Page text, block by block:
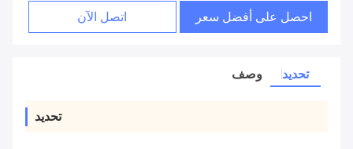
احصل على أفضل سعر اتصل الآن
تحديد وصف
تحديد